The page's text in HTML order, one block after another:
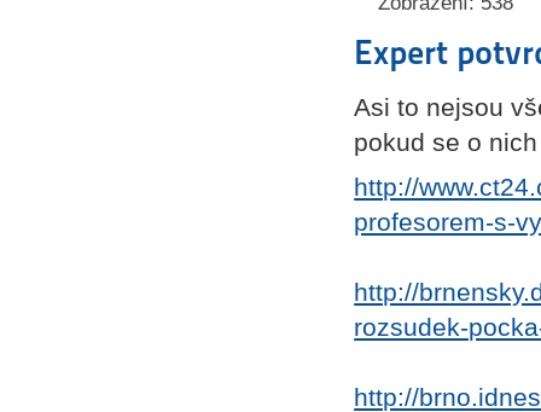
Expert
Asi to nejsou
pokud se o
http://
profesorem-s-
http://
rozsudek-
http://